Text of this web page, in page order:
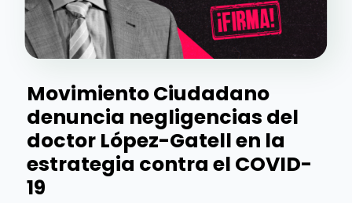
Movimiento Ciudadano
denuncia negligencias del
doctor López-Gatell en la
estrategia contra el COVID-
19